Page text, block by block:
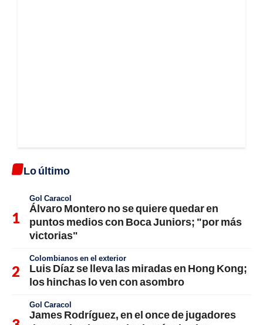
Lo último
Gol Caracol
Álvaro Montero no se quiere quedar en
puntos medios con Boca Juniors; "por más
victorias"
Colombianos en el exterior
Luis Díaz se lleva las miradas en Hong Kong;
los hinchas lo ven con asombro
Gol Caracol
James Rodríguez, en el once de jugadores